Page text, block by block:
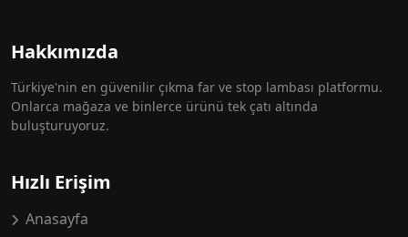
Hakkımızda
Türkiye'nin en güvenilir çıkma far ve stop lambası platformu.
Onlarca mağaza ve binlerce ürünü tek çatı altında
buluşturuyoruz.
Hızlı Erişim
Anasayfa